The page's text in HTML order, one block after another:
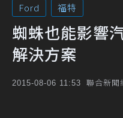
Ford 福特
蜘蛛也能影響
解決方案
2015-08-06 11:53 聯合新聞